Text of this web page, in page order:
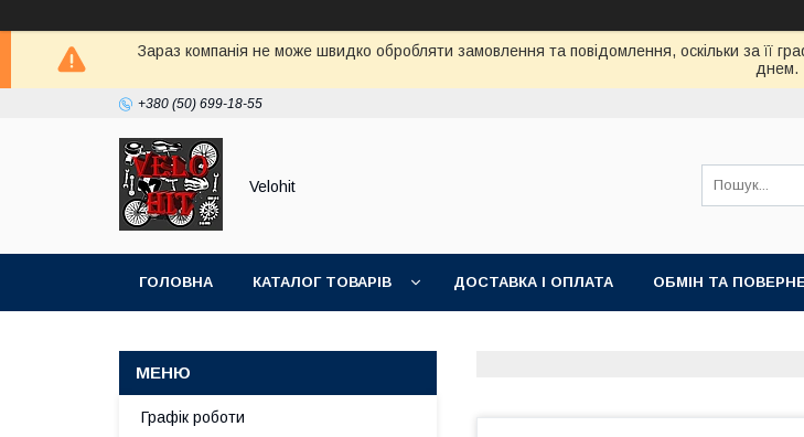
Зараз компанія не може швидко обробляти замовлення та повідомлення, оскільки за її
днем.
+380 (50) 699-18-55
Velohit
ГОЛОВНА КАТАЛОГ ТОВАРІВ ДОСТАВКА І ОПЛАТА ОБМІН ТА
Графік роботи